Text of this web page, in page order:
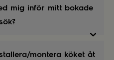
mig inför mitt bokade
montera köket åt